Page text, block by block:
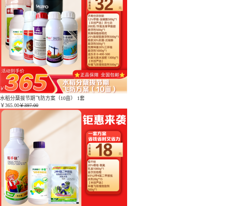
水稻分蘖拔节期飞防方案（10亩） 1套
￥365.00￥397.00